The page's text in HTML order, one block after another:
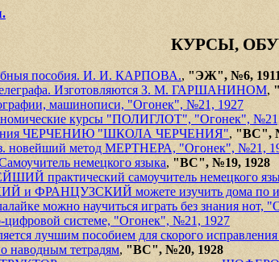
КУРСЫ,
пособия. И. И. КАРПОВА., "ЭЖ", №6, 1911
Изготовляются З. M. ГАРШАНИНОМ,
машинописи, "Огонек", №21, 1927
курсы "ПОЛИГЛОТ", "Огонек",
ЧЕРЧЕНИЮ "ШКОЛА ЧЕРЧЕНИЯ", "ВС",
новейший метод МЕРТНЕРА, "Огонек", №21,
немецкого языка, "ВС", №19, 1928
практический самоучитель немецкого
и ФРАНЦУЗСКИЙ можете изучить дома
можно научиться играть без знания нот,
системе, "Огонек", №21, 1927
лучшим пособием для скорого
наводным тетрадям, "ВС", №20, 1928